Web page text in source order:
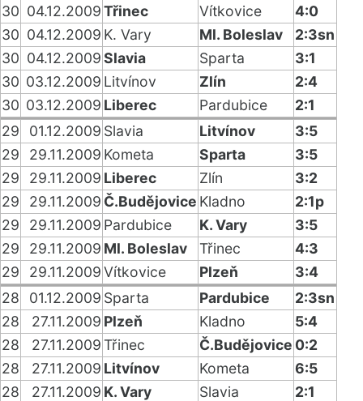
30 04.12.2009Třinec Vítkovice
4:0
30 04.12.2009 K. Vary Ml. Boleslav
2:3sn
30 04.12.2009Slavia Sparta
3:1
30 03.12.2009 Litvínov Zlín
2:4
30 03.12.2009 Liberec Pardubice
2:1
29
01.12.2009 Slavia Litvínov
3:5
29
29.11.2009 Kometa Sparta
3:5
29
29.11.2009 Liberec Zlín
3:2
29
29.11.2009 Č.Budějovice Kladno
2:1p
29
29.11.2009 Pardubice K. Vary
3:5
29
29.11.2009 Ml. Boleslav Třinec
4:3
29
29.11.2009Vítkovice Plzeň
3:4
28
01.12.2009 Sparta Pardubice
2:3sn
28
27.11.2009 Plzeň Kladno
5:4
28
27.11.2009Třinec Č.Budějovice 0:2
28
27.11.2009 Litvínov Kometa
6:5
28
27.11.2009 K. Vary Slavia
2:1